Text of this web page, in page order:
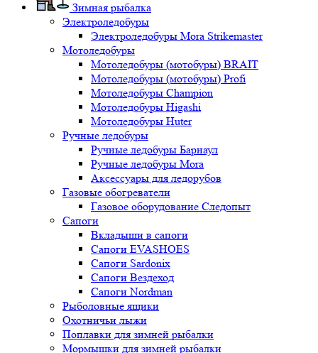
Зимная рыбалка
Электроледобуры
Электроледобуры Mora Strikemaster
Мотоледобуры
Мотоледобуры (мотобуры) BRAIT
Мотоледобуры (мотобуры) Profi
Мотоледобуры Champion
Мотоледобуры Higashi
Мотоледобуры Huter
Ручные ледобуры
Ручные ледобуры Барнаул
Ручные ледобуры Mora
Аксессуары для ледорубов
Газовые обогреватели
Газовое оборудование Следопыт
Сапоги
Вкладыши в сапоги
Сапоги EVASHOES
Сапоги Sardonix
Сапоги Вездеход
Сапоги Nordman
Рыболовные ящики
Охотничьи лыжи
Поплавки для зимней рыбалки
Мормышки для зимней рыбалки